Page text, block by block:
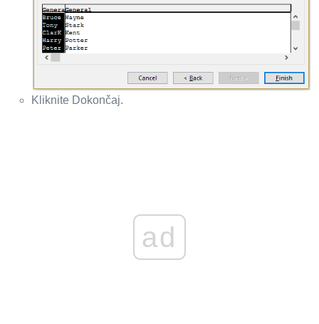
Kliknite Dokončaj.
ad